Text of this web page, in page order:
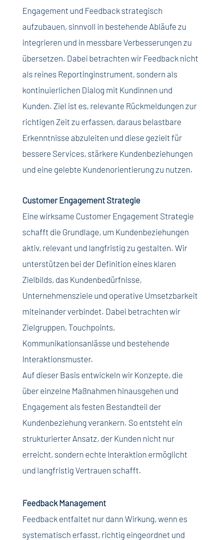
Engagement und Feedback strategisch
aufzubauen, sinnvoll in bestehende Abläufe zu
integrieren und in messbare Verbesserungen zu
übersetzen. Dabei betrachten wir Feedback nicht
als reines Reportinginstrument, sondern als
kontinuierlichen Dialog mit Kundinnen und
Kunden. Ziel ist es, relevante Rückmeldungen zur
richtigen Zeit zu erfassen, daraus belastbare
Erkenntnisse abzuleiten und diese gezielt für
bessere Services, stärkere Kundenbeziehungen
und eine gelebte Kundenorientierung zu nutzen.
Customer Engagement Strategie
Eine wirksame Customer Engagement Strategie
schafft die Grundlage, um Kundenbeziehungen
aktiv, relevant und langfristig zu gestalten. Wir
unterstützen bei der Definition eines klaren
Zielbilds, das Kundenbedürfnisse,
Unternehmensziele und operative Umsetzbarkeit
miteinander verbindet. Dabei betrachten wir
Zielgruppen, Touchpoints,
Kommunikationsanlässe und bestehende
Interaktionsmuster.
Auf dieser Basis entwickeln wir Konzepte, die
über einzelne Maßnahmen hinausgehen und
Engagement als festen Bestandteil der
Kundenbeziehung verankern. So entsteht ein
strukturierter Ansatz, der Kunden nicht nur
erreicht, sondern echte Interaktion ermöglicht
und langfristig Vertrauen schafft.
Feedback Management
Feedback entfaltet nur dann Wirkung, wenn es
systematisch erfasst, richtig eingeordnet und